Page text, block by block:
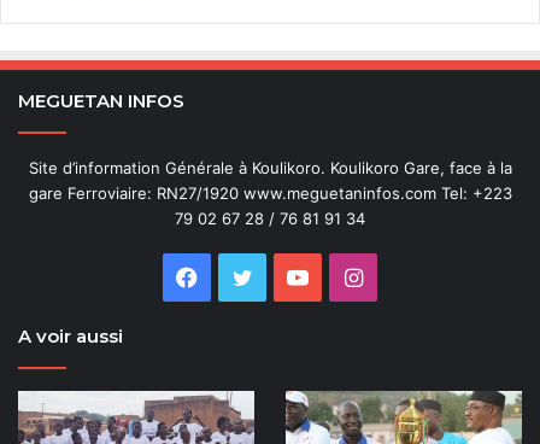
MEGUETAN INFOS
Site d’information Générale à Koulikoro. Koulikoro Gare, face à la
gare Ferroviaire: RN27/1920 www.meguetaninfos.com Tel: +223
79 02 67 28 / 76 81 91 34
Facebook
Twitter YouTubeInstagram
A voir aussi